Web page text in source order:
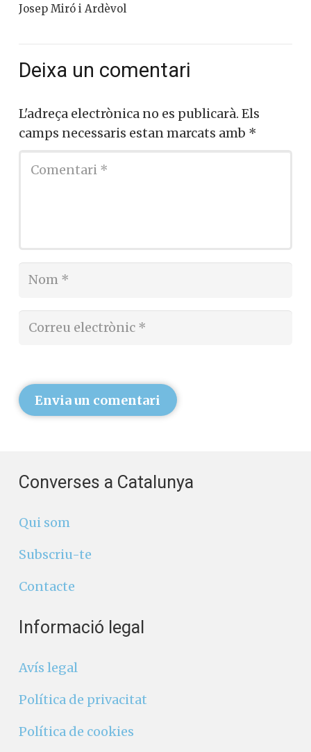
Josep Miró i Ardèvol
Deixa un comentari
L'adreça electrònica no es publicarà. Els
camps necessaris estan marcats amb *
Envia un comentari
Converses a Catalunya
Qui som
Subscriu-te
Contacte
Informació legal
Avís legal
Política de privacitat
Política de cookies